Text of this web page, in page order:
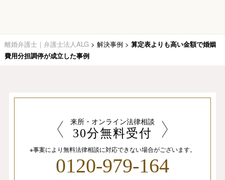
離婚弁護士｜弁護士法人ALG > 解決事例 > 算定表よりも高い金額で婚姻
費用分担調停が成立した事例
来所・オンライン法律相談
30分無料受付
※事案により無料法律相談に対応できない場合がございます。
0120-979-164